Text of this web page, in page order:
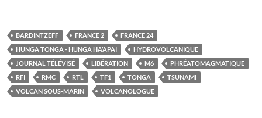
BARDINTZEFF FRANCE 2
FRANCE 24
HUNGA TONGA - HUNGA HA’APAI
HYDROVOLCANIQUE
JOURNAL TÉLÉVISÉ
LIBÉRATION M6
PHRÉATOMAGMATIQUE
RFI
RMC RTL TF1 TONGA
TSUNAMI
VOLCAN SOUS-MARIN
VOLCANOLOGUE